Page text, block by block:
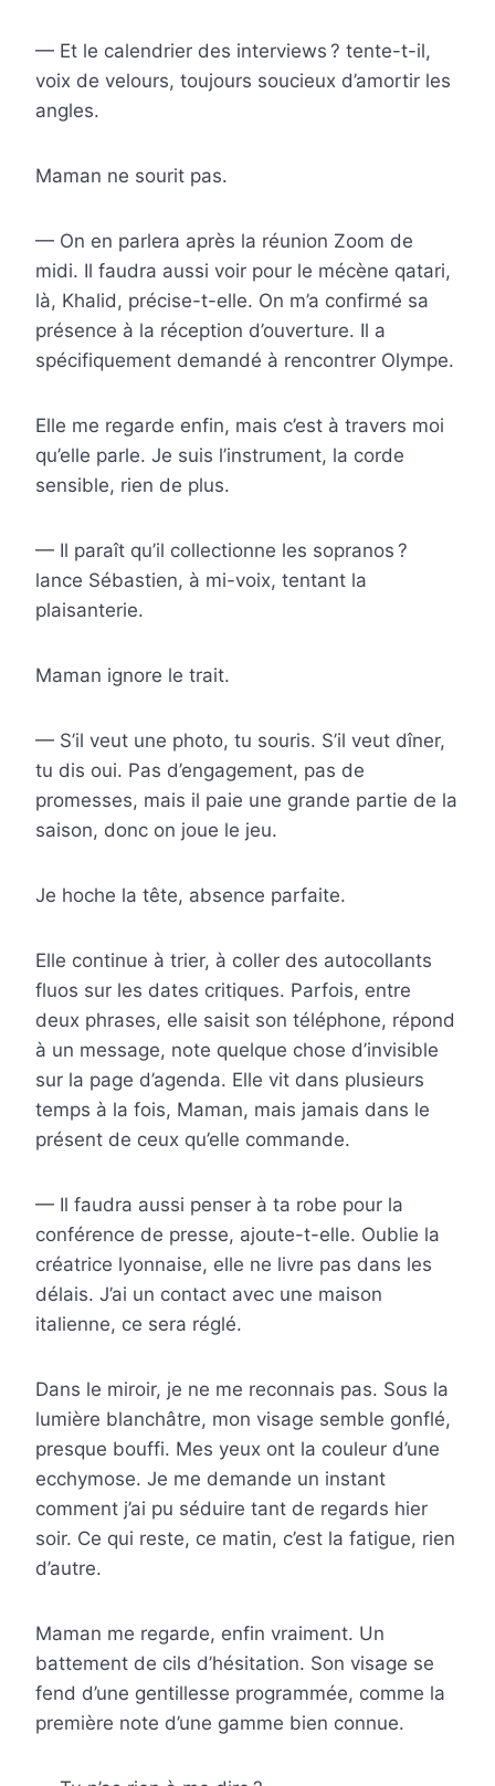
— Et le calendrier des interviews ? tente-t-il,
voix de velours, toujours soucieux d’amortir les
angles.
Maman ne sourit pas.
— On en parlera après la réunion Zoom de
midi. Il faudra aussi voir pour le mécène qatari,
là, Khalid, précise-t-elle. On m’a confirmé sa
présence à la réception d’ouverture. Il a
spécifiquement demandé à rencontrer Olympe.
Elle me regarde enfin, mais c’est à travers moi
qu’elle parle. Je suis l’instrument, la corde
sensible, rien de plus.
— Il paraît qu’il collectionne les sopranos ?
lance Sébastien, à mi-voix, tentant la
plaisanterie.
Maman ignore le trait.
— S’il veut une photo, tu souris. S’il veut dîner,
tu dis oui. Pas d’engagement, pas de
promesses, mais il paie une grande partie de la
saison, donc on joue le jeu.
Je hoche la tête, absence parfaite.
Elle continue à trier, à coller des autocollants
fluos sur les dates critiques. Parfois, entre
deux phrases, elle saisit son téléphone, répond
à un message, note quelque chose d’invisible
sur la page d’agenda. Elle vit dans plusieurs
temps à la fois, Maman, mais jamais dans le
présent de ceux qu’elle commande.
— Il faudra aussi penser à ta robe pour la
conférence de presse, ajoute-t-elle. Oublie la
créatrice lyonnaise, elle ne livre pas dans les
délais. J’ai un contact avec une maison
italienne, ce sera réglé.
Dans le miroir, je ne me reconnais pas. Sous la
lumière blanchâtre, mon visage semble gonflé,
presque bouffi. Mes yeux ont la couleur d’une
ecchymose. Je me demande un instant
comment j’ai pu séduire tant de regards hier
soir. Ce qui reste, ce matin, c’est la fatigue, rien
d’autre.
Maman me regarde, enfin vraiment. Un
battement de cils d’hésitation. Son visage se
fend d’une gentillesse programmée, comme la
première note d’une gamme bien connue.